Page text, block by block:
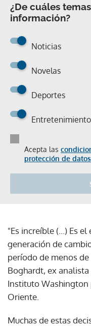
¿De cuáles
información?
Noticias
Novelas
Deportes
Entretenimiento
Acepta las
protección de datos.
"Es increíble (...) Es
generación de
período de menos
Boghardt, ex analista
Instituto Washington
Oriente.
Muchas de estas